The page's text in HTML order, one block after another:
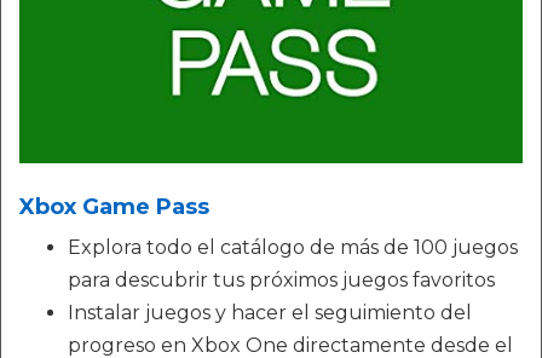
Xbox Game Pass
Explora todo el catálogo de más de 100 juegos
para descubrir tus próximos juegos favoritos
Instalar juegos y hacer el seguimiento del
progreso en Xbox One directamente desde el